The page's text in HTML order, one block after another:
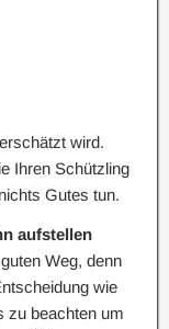
wird.
Ihren Schützling
Gutes tun.
aufstellen
Weg, denn
wie
zu beachten um